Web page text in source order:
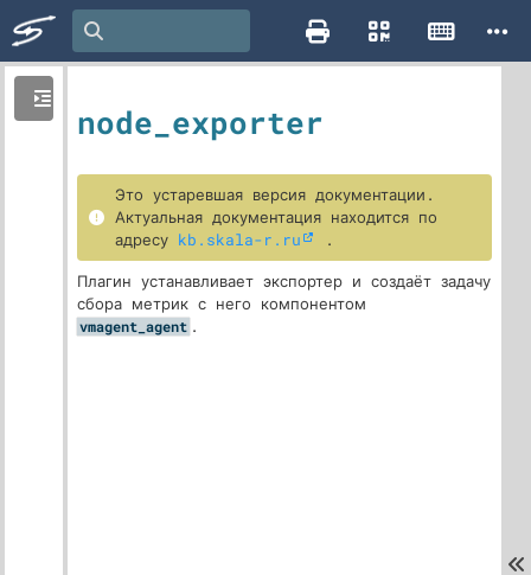
node_exporter
Это устаревшая версия документации.
Актуальная документация находится по
адресу kb.skala-r.ru
.
Плагин устанавливает экспортер и создаёт задачу
сбора метрик с него компонентом
vmagent_agent .